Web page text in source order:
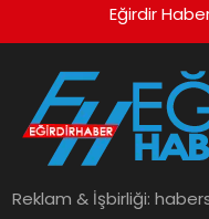
Eğirdir
Reklam & İşbirliği: